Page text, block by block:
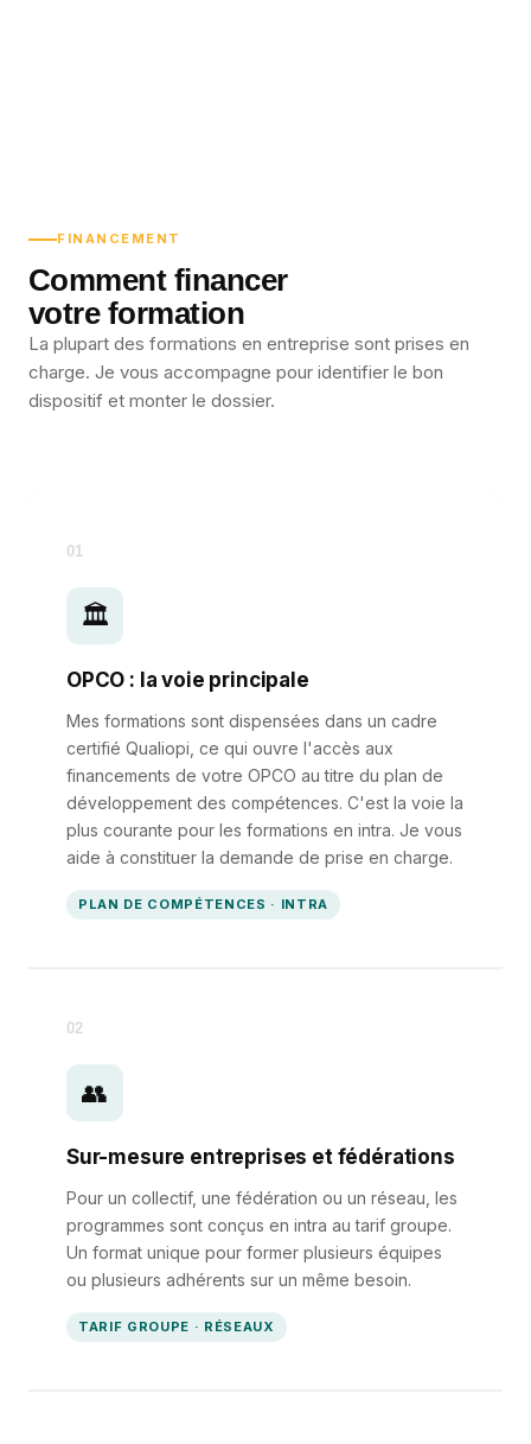
FINANCEMENT
Comment financer
votre formation
La plupart des formations en entreprise sont prises en
charge. Je vous accompagne pour identifier le bon
dispositif et monter le dossier.
01
🏛️
OPCO : la voie principale
Mes formations sont dispensées dans un cadre
certifié Qualiopi, ce qui ouvre l'accès aux
financements de votre OPCO au titre du plan de
développement des compétences. C'est la voie la
plus courante pour les formations en intra. Je vous
aide à constituer la demande de prise en charge.
PLAN DE COMPÉTENCES · INTRA
02
👥
Sur-mesure entreprises et fédérations
Pour un collectif, une fédération ou un réseau, les
programmes sont conçus en intra au tarif groupe.
Un format unique pour former plusieurs équipes
ou plusieurs adhérents sur un même besoin.
TARIF GROUPE · RÉSEAUX